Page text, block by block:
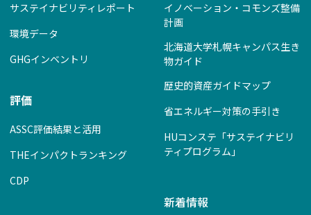
サステイナビリティレポート
環境データ
GHGインベントリ
評価
ASSC評価結果と活用
THEインパクトランキング
CDP
イノベーション・コモンズ整備
計画
北海道大学札幌キャンパス生き
物ガイド
歴史的資産ガイドマップ
省エネルギー対策の手引き
HUコンステ「サステイナビリ
ティプログラム」
新着情報